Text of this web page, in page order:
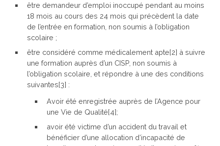
être demandeur d’emploi inoccupé pendant au moins
18 mois au cours des 24 mois qui précèdent la date
de l’entrée en formation, non soumis à l’obligation
scolaire ;
être considéré comme médicalement apte[2] à suivre
une formation auprès d’un CISP, non soumis à
l’obligation scolaire, et répondre à une des conditions
suivantes[3] :
Avoir été enregistrée auprès de l’Agence pour
une Vie de Qualité[4];
avoir été victime d’un accident du travail et
bénéficier d’une allocation d’incapacité de